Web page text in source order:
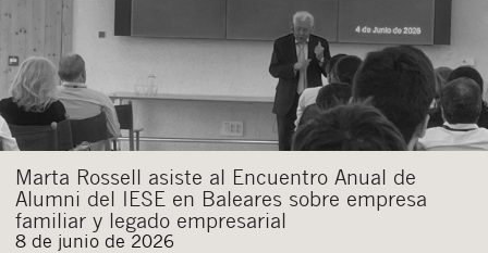
Marta Rossell asiste al Encuentro Anual de
Alumni del IESE en Baleares sobre empresa
familiar y legado empresarial
8 de junio de 2026